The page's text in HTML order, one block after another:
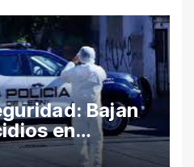
Bajan
en
el semestre;